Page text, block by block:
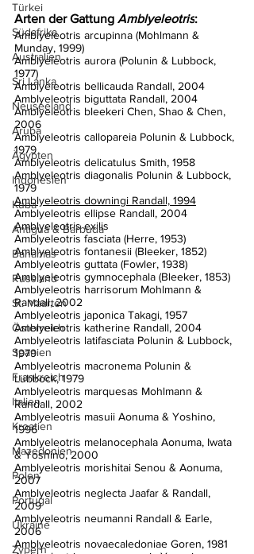
Türkei
Südafrika
Australien
Sri Lanka
Neuseeland
Aruba
Ägypten
Indonesien
Kuba
Antigua & Barbuda
Bahamas
Russland
St. Maarten
Österreich
Spanien
Frankreich
Italien
Kroatien
Mazedonien
Polen
Portugal
Ukraine
Zypern
Arten der Gattung Amblyeleotris:
Amblyeleotris arcupinna (Mohlmann &
Munday, 1999)
Amblyeleotris aurora (Polunin & Lubbock,
1977)
Amblyeleotris bellicauda Randall, 2004
Amblyeleotris biguttata Randall, 2004
Amblyeleotris bleekeri Chen, Shao & Chen,
2006
Amblyeleotris callopareia Polunin & Lubbock,
1979
Amblyeleotris delicatulus Smith, 1958
Amblyeleotris diagonalis Polunin & Lubbock,
1979
Amblyeleotris downingi Randall, 1994
Amblyeleotris ellipse Randall, 2004
Amblyeleotris exilis
Amblyeleotris fasciata (Herre, 1953)
Amblyeleotris fontanesii (Bleeker, 1852)
Amblyeleotris guttata (Fowler, 1938)
Amblyeleotris gymnocephala (Bleeker, 1853)
Amblyeleotris harrisorum Mohlmann &
Randall, 2002
Amblyeleotris japonica Takagi, 1957
Amblyeleotris katherine Randall, 2004
Amblyeleotris latifasciata Polunin & Lubbock,
1979
Amblyeleotris macronema Polunin &
Lubbock, 1979
Amblyeleotris marquesas Mohlmann &
Randall, 2002
Amblyeleotris masuii Aonuma & Yoshino,
1996
Amblyeleotris melanocephala Aonuma, Iwata
& Yoshino, 2000
Amblyeleotris morishitai Senou & Aonuma,
2007
Amblyeleotris neglecta Jaafar & Randall,
2009
Amblyeleotris neumanni Randall & Earle,
2006
Amblyeleotris novaecaledoniae Goren, 1981